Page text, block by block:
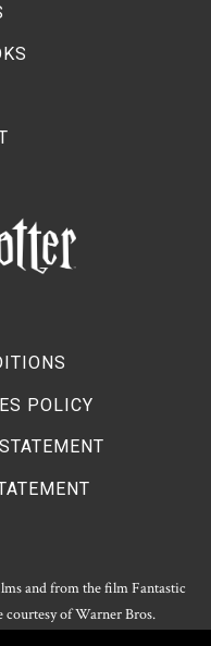
POLICY
and from the film Fantastic
of Warner Bros.